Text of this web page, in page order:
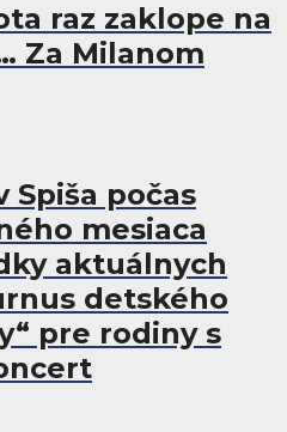
raz zaklope na
Za Milanom
Spiša počas
mesiaca
aktuálnych
detského
pre rodiny s